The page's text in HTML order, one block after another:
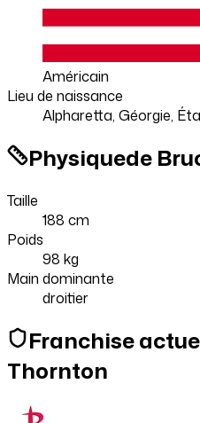
Américain
Lieu de naissance
Alpharetta, Géorgie,
Physiquede
Taille
188 cm
Poids
98 kg
Main dominante
droitier
Franchise
Thornton